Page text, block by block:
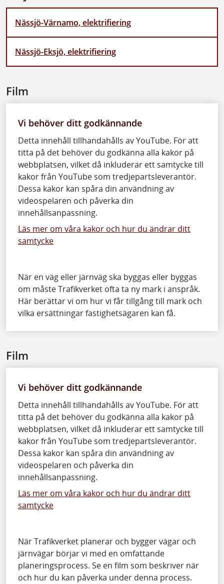
Nässjö-Värnamo, elektrifiering
Nässjö-Eksjö, elektrifiering
Film
Vi behöver ditt godkännande
Detta innehåll tillhandahålls av YouTube. För att
titta på det behöver du godkänna alla kakor på
webbplatsen, vilket då inkluderar ett samtycke till
kakor från YouTube som tredjepartsleverantör.
Dessa kakor kan spåra din användning av
videospelaren och påverka din
innehållsanpassning.
Läs mer om våra kakor och hur du ändrar ditt
samtycke
När en väg eller järnväg ska byggas eller byggas
om måste Trafikverket ofta ta ny mark i anspråk.
Här berättar vi om hur vi får tillgång till mark och
vilka ersättningar fastighetsägaren kan få.
Film
Vi behöver ditt godkännande
Detta innehåll tillhandahålls av YouTube. För att
titta på det behöver du godkänna alla kakor på
webbplatsen, vilket då inkluderar ett samtycke till
kakor från YouTube som tredjepartsleverantör.
Dessa kakor kan spåra din användning av
videospelaren och påverka din
innehållsanpassning.
Läs mer om våra kakor och hur du ändrar ditt
samtycke
När Trafikverket planerar och bygger vägar och
järnvägar börjar vi med en omfattande
planeringsprocess. Se en film som beskriver när
och hur du kan påverka under denna process.